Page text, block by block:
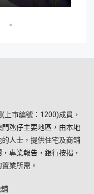
上市編號：1200)成員，
氹仔主要地區，由本地
人士，提供住宅及商舖
專業報告，銀行按揭，
業所需。